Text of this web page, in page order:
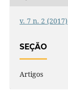
v. 7 n. 2 (2017)
SEÇÃO
Artigos